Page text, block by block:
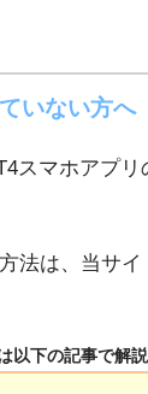
いない方へ
スマホアプ
法は、当サ
以下の記事で解説